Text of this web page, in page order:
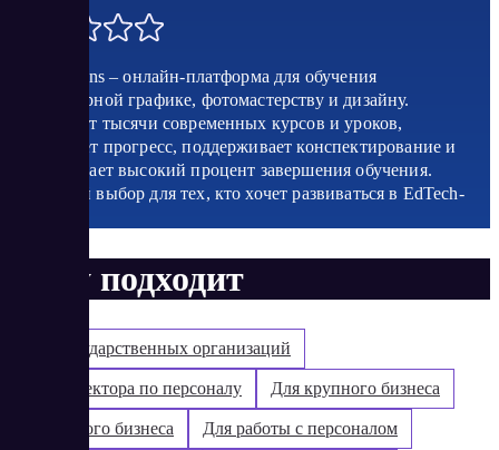
Cloudlessons – онлайн-платформа для обучения
компьютерной графике, фотомастерству и дизайну.
Предлагает тысячи современных курсов и уроков,
запоминает прогресс, поддерживает конспектирование и
обеспечивает высокий процент завершения обучения.
Отличный выбор для тех, кто хочет развиваться в EdTech-
Кому подходит
Для государственных организаций
Для директора по персоналу Для крупного бизнеса
Для малого бизнеса Для работы с персоналом